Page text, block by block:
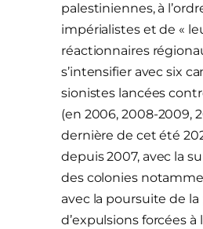
palestiniennes, à
impérialistes et de «
réactionnaires
s’intensifier avec six
sionistes lancées
(en 2006, 2008-2009,
dernière de cet été
depuis 2007, avec la
des colonies
avec la poursuite de
d’expulsions forcées à